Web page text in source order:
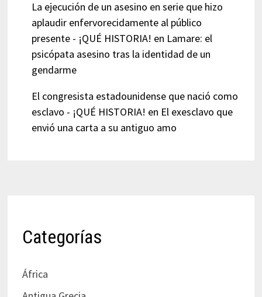
La ejecución de un asesino en serie que hizo
aplaudir enfervorecidamente al público
presente - ¡QUÉ HISTORIA! en Lamare: el
psicópata asesino tras la identidad de un
gendarme
El congresista estadounidense que nació como
esclavo - ¡QUÉ HISTORIA! en El exesclavo que
envió una carta a su antiguo amo
Categorías
África